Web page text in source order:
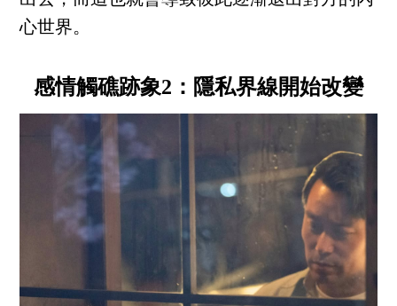
心世界。
感情觸礁跡象2：隱私界線開始改變